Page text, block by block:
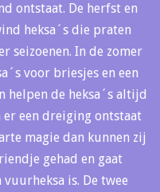
ontstaat. De herfst en
heksa´s die praten
seizoenen. In de zomer
voor briesjes en een
helpen de heksa´s altijd
er een dreiging ontstaat
magie dan kunnen zij
gehad en gaat
is. De twee